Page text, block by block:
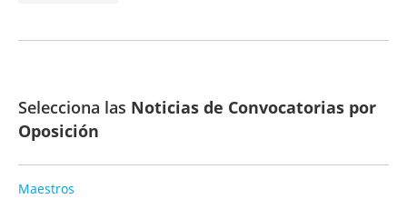
Selecciona las Noticias de Convocatorias por
Oposición
Maestros